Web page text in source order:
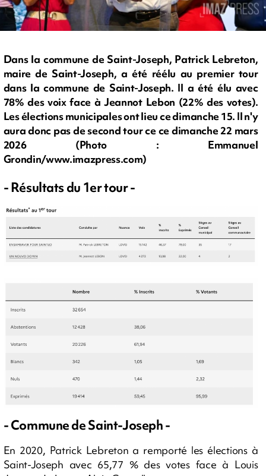
Dans la commune de Saint-Joseph, Patrick Lebreton,
maire de Saint-Joseph, a été réélu au premier tour
dans la commune de Saint-Joseph. Il a été élu avec
78% des voix face à Jeannot Lebon (22% des votes).
Les élections municipales ont lieu ce dimanche 15. Il n'y
aura donc pas de second tour ce ce dimanche 22 mars
2026 (Photo : Emmanuel
Grondin/www.imazpress.com)
- Résultats du 1er tour -
- Commune de Saint-Joseph -
En 2020, Patrick Lebreton a remporté les élections à
Saint-Joseph avec 65,77 % des votes face à Louis